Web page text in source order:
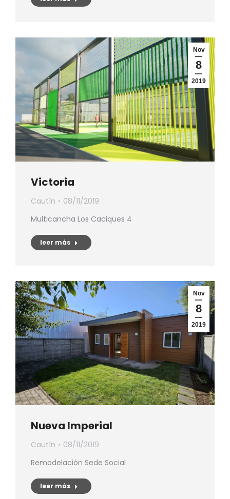
Nov
8
2019
Victoria
Cautín
08/11/2019
Multicancha Los Caciques 4
leer más
Nov
8
2019
Nueva Imperial
Cautín
08/11/2019
Remodelación Sede Social
leer más